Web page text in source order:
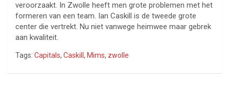
veroorzaakt. In Zwolle heeft men grote problemen met het
formeren van een team. Ian Caskill is de tweede grote
center die vertrekt. Nu niet vanwege heimwee maar gebrek
aan kwaliteit.
Tags: Capitals, Caskill , Mims, zwolle